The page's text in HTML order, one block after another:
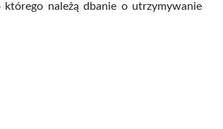
należą dbanie o utrzymywanie